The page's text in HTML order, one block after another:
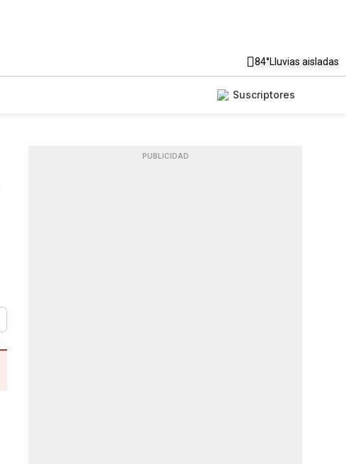
84°Lluvias aisladas
Suscriptores
PUBLICIDAD